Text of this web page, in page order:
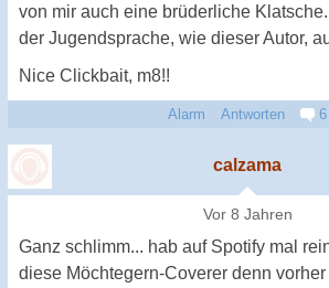
von mir auch eine brüderliche
der Jugendsprache, wie dieser Autor,
Nice Clickbait, m8!!
Alarm Antworten 6
calzama
Vor 8 Jahren
Ganz schlimm... hab auf Spotify mal
diese Möchtegern-Coverer denn